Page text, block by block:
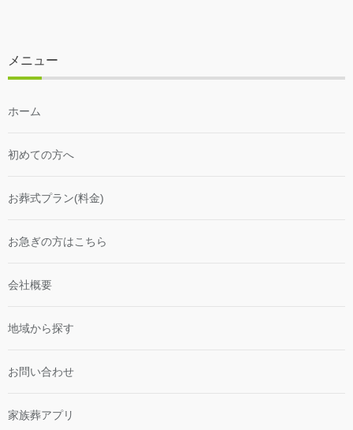
メニュー
ホーム
初めての方へ
お葬式プラン(料金)
お急ぎの方はこちら
会社概要
地域から探す
お問い合わせ
家族葬アプリ